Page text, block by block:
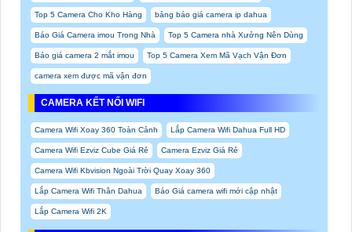
Top 5 Camera Cho Kho Hàng bảng báo giá camera ip dahua
Báo Giá Camera imou Trong Nhà Top 5 Camera nhà Xưởng Nên Dùng
Báo giá camera 2 mắt imou Top 5 Camera Xem Mã Vạch Vận Đơn
camera xem được mã vận đơn
CAMERA KẾT NỐI WIFI
Camera Wifi Xoay 360 Toàn Cảnh Lắp Camera Wifi Dahua Full HD
Camera Wifi Ezviz Cube Giá Rẻ Camera Ezviz Giá Rẻ
Camera Wifi Kbvision Ngoài Trời Quay Xoay 360
Lắp Camera Wifi Thân Dahua Báo Giá camera wifi mới cập nhật
Lắp Camera Wifi 2K